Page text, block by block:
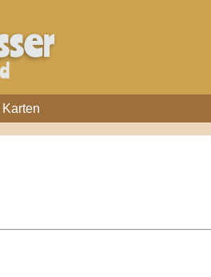
Karten